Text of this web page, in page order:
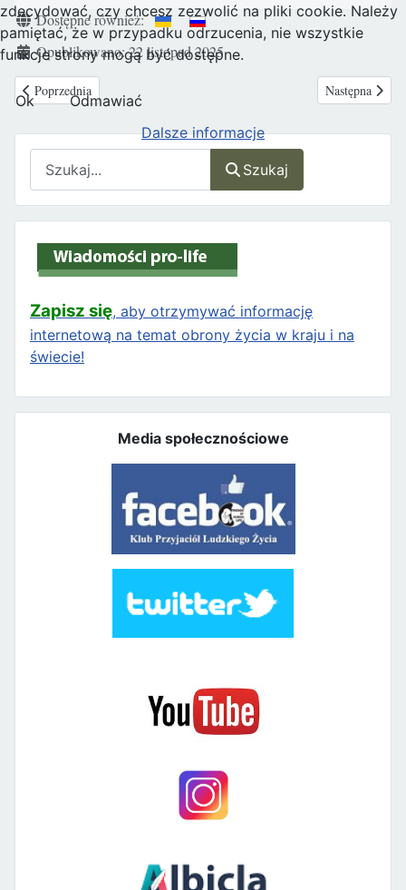
Szukaj
Zapisz się, aby otrzymywać informację
internetową na temat obrony życia w kraju i na
świecie!
Media społecznościowe
Szczegóły
Dostępne również:
Opublikowano: 22 listopad 2025
Poprzednia strona: Zaproszenie na spotkanie młodych pracowników
Poprzednia Następna
Następna
zdecydować, czy chcesz zezwolić na pliki cookie. Należy
pamiętać, że w przypadku odrzucenia, nie wszystkie
funkcje strony mogą być dostępne.
Ok
Odmawiać
Dalsze informacje